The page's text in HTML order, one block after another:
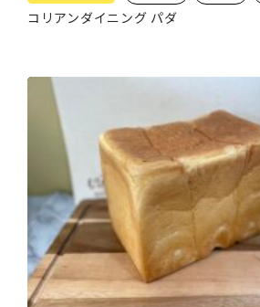
コリアンダイニング パダ